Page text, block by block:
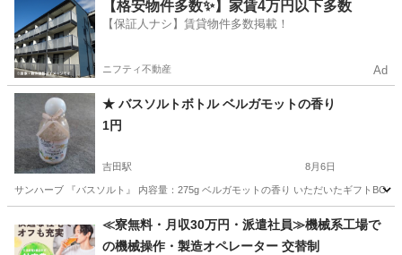
【格安物件多数✨】家賃4万円以下多数
【保証人ナシ】賃貸物件多数掲載！
ニフティ不動産 Ad
★ バスソルトボトル ベルガモットの香り
1円
吉田駅 8月6日
サンハーブ 『バスソルト』 内容量：275g ベルガモットの香り いただいたギフト
吉田駅 家庭用品
≪寮無料・月収30万円・派遣社員≫機械系工場で
の機械操作・製造オペレーター 交替制